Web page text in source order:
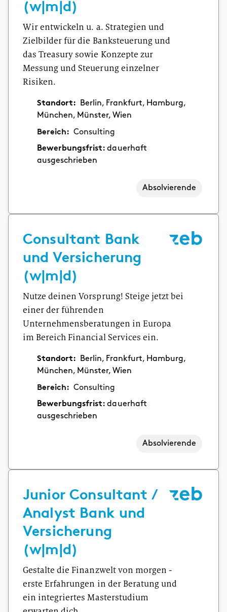
(w|m|d)
Wir entwickeln u. a. Strategien und
Zielbilder für die Banksteuerung und
das Treasury sowie Konzepte zur
Messung und Steuerung einzelner
Risiken.
Standort:
Berlin, Frankfurt, Hamburg,
München, Münster, Wien
Bereich: Consulting
Bewerbungsfrist:dauerhaft
ausgeschrieben
Absolvierende
Consultant Bank
und Versicherung
(w|m|d)
Nutze deinen Vorsprung! Steige jetzt bei
einer der führenden
Unternehmensberatungen in Europa
im Bereich Financial Services ein.
Standort:
Berlin, Frankfurt, Hamburg,
München, Münster, Wien
Bereich: Consulting
Bewerbungsfrist:dauerhaft
ausgeschrieben
Absolvierende
Junior Consultant /
Analyst Bank und
Versicherung
(w|m|d)
Gestalte die Finanzwelt von morgen -
erste Erfahrungen in der Beratung und
ein integriertes Masterstudium